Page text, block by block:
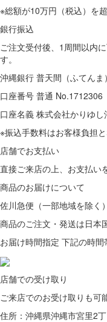
※総額が10万円（税込）を
銀行振込
ご注文受付後、1周間以内
す。
沖縄銀行 普天間（ふてんま
口座番号 普通 No.1712306
口座名義 株式会社かりゆし
※振込手数料はお客様負担
店舗でお支払い
直接ご来店の上、 お支払い
商品のお届けについて
佐川急便（一部地域を除く）
商品のご注文・発送は日本
お届け時間指定 下記の時間
店舗での受け取り
ご来店でのお受け取りも可
住所：沖縄県沖縄市宮里2